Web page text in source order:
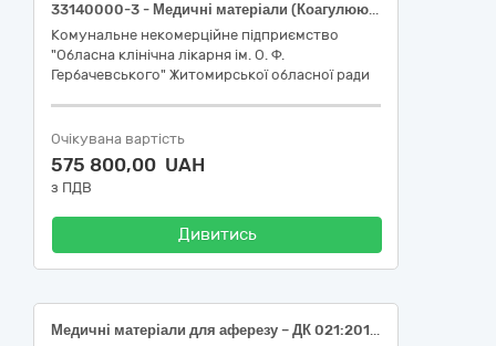
33140000-3 - Медичні матеріали (Коагулюючі електроди; Кошики для видалення каменя; Сфінктеростом; Балонний дилятатор; Стент біліарний; Петля для гарячої поліпектомії; Петля для холодної поліпектомії; Голки ін’єкційні гемостатичні; Балон екстракційний; Провідники; Набір гастростомічний черезшкірний (ПЕГ); Канюлі для ЕРХПГ)
Комунальне некомерційне підприємство
"Обласна клінічна лікарня ім. О. Ф.
Гербачевського" Житомирської обласної ради
Очікувана вартість
575 800,00 UAH
з ПДВ
Дивитись
Медичні матеріали для аферезу – ДК 021:2015 – 33140000-3 - Медичні матеріали (Комплект для екстракорпорального фотоферезу MacoGenic G2 та Система для колекції НMHK Spectra Optia – ДК 021:2015 – 33141600-6 Контейнери та пакети для забору матеріалу для аналізів, дренажі та комплекти, код НК 024:2023 – 58091 — Набір для аферезу, код НК 031:2024 – B030199 — Пристрої для збору проб під час аферезу – інше; Пластиковий контейнер з розчином антикоагулянту АЦД-А (ACD-A) – ДК 021:2015 33141530-4 - Коагулянти крові, код НК 024:2023 – 46812 — Розчин для консервування крові, що містить антикоагулянт, код НК 031:2024 – B030104 Пристрої для збору багатьох компонентів крові під час аферезу)